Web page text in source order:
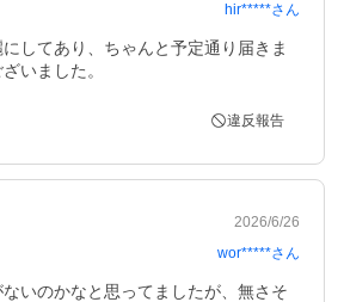
hir*****さん
してあり、ちゃんと予定通り届きま
いました。
違反報告
2026/6/26
wor*****さん
いのかなと思ってましたが、無さそ